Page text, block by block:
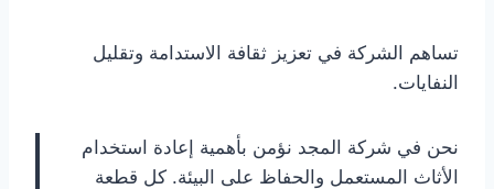
تساهم الشركة في تعزيز ثقافة الاستدامة وتقليل
النفايات.
نحن في شركة المجد نؤمن بأهمية إعادة استخدام
الأثاث المستعمل والحفاظ على البيئة. كل قطعة